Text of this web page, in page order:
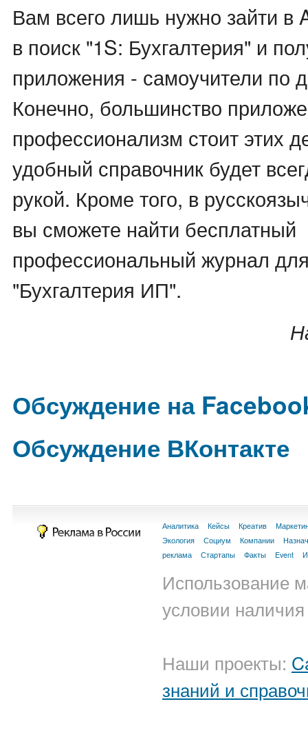
Вам всего лишь нужно зайти в
в поиск "1S: Бухгалтерия" и
приложения - самоучители по
Конечно, большинство
профессионализм стоит этих
удобный справочник будет
рукой. Кроме того, в
вы сможете найти бесплатный
профессиональный журнал
"Бухгалтерия ИП".
Обсуждение на
Обсуждение ВКонтакте
Аналитика Кейсы Креатив
Экология
Социум Компании
реклама
Стартапы Факты Event
Использование
условии
Наши проекты:
знаний и